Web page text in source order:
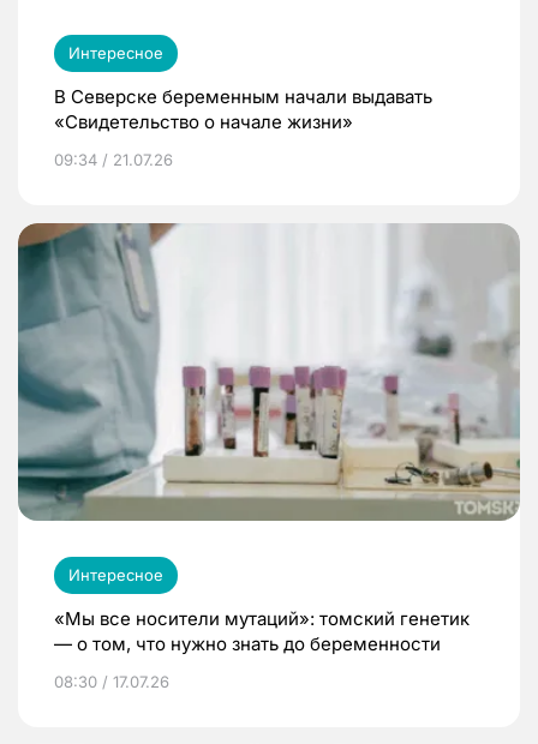
Интересное
В Северске беременным начали выдавать
«Свидетельство о начале жизни»
09:34 / 21.07.26
Интересное
«Мы все носители мутаций»: томский генетик
— о том, что нужно знать до беременности
08:30 / 17.07.26